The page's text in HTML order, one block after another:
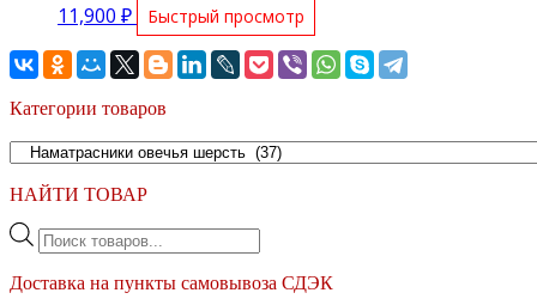
11,900 ₽ Быстрый просмотр
Категории товаров
НАЙТИ ТОВАР
Поиск
Доставка на пункты самовывоза СДЭК